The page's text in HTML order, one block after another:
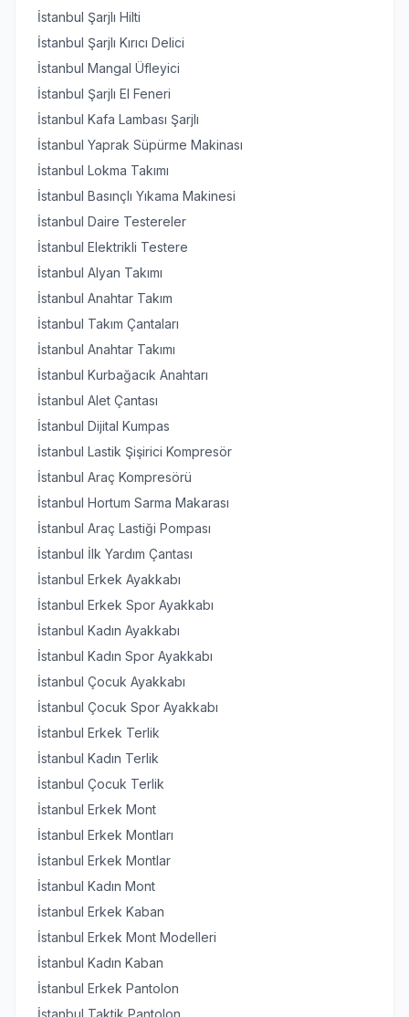
İstanbul Şarjlı Hilti
İstanbul Şarjlı Kırıcı Delici
İstanbul Mangal Üfleyici
İstanbul Şarjlı El Feneri
İstanbul Kafa Lambası Şarjlı
İstanbul Yaprak Süpürme Makinası
İstanbul Lokma Takımı
İstanbul Basınçlı Yıkama Makinesi
İstanbul Daire Testereler
İstanbul Elektrikli Testere
İstanbul Alyan Takımı
İstanbul Anahtar Takım
İstanbul Takım Çantaları
İstanbul Anahtar Takımı
İstanbul Kurbağacık Anahtarı
İstanbul Alet Çantası
İstanbul Dijital Kumpas
İstanbul Lastik Şişirici Kompresör
İstanbul Araç Kompresörü
İstanbul Hortum Sarma Makarası
İstanbul Araç Lastiği Pompası
İstanbul İlk Yardım Çantası
İstanbul Erkek Ayakkabı
İstanbul Erkek Spor Ayakkabı
İstanbul Kadın Ayakkabı
İstanbul Kadın Spor Ayakkabı
İstanbul Çocuk Ayakkabı
İstanbul Çocuk Spor Ayakkabı
İstanbul Erkek Terlik
İstanbul Kadın Terlik
İstanbul Çocuk Terlik
İstanbul Erkek Mont
İstanbul Erkek Montları
İstanbul Erkek Montlar
İstanbul Kadın Mont
İstanbul Erkek Kaban
İstanbul Erkek Mont Modelleri
İstanbul Kadın Kaban
İstanbul Erkek Pantolon
İstanbul Taktik Pantolon